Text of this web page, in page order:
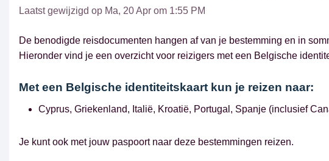
Laatst gewijzigd op Ma, 20 Apr om 1:55 PM
De benodigde reisdocumenten hangen af van je bestemming en in
Hieronder vind je een overzicht voor reizigers met een Belgische
Met een Belgische identiteitskaart kun je reizen naar:
Cyprus, Griekenland, Italië, Kroatië, Portugal, Spanje (inclusief
Je kunt ook met jouw paspoort naar deze bestemmingen reizen.